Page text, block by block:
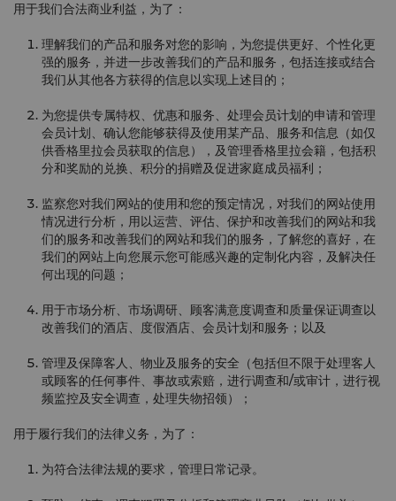
用于我们合法商业利益，为了：
理解我们的产品和服务对您的影响，为您提供更好、个性化更
强的服务，并进一步改善我们的产品和服务，包括连接或结合
我们从其他各方获得的信息以实现上述目的；
为您提供专属特权、优惠和服务、处理会员计划的申请和管理
会员计划、确认您能够获得及使用某产品、服务和信息（如仅
供香格里拉会员获取的信息），及管理香格里拉会籍，包括积
分和奖励的兑换、积分的捐赠及促进家庭成员福利；
监察您对我们网站的使用和您的预定情况，对我们的网站使用
情况进行分析，用以运营、评估、保护和改善我们的网站和我
们的服务和改善我们的网站和我们的服务，了解您的喜好，在
我们的网站上向您展示您可能感兴趣的定制化内容，及解决任
何出现的问题；
用于市场分析、市场调研、顾客满意度调查和质量保证调查以
改善我们的酒店、度假酒店、会员计划和服务；以及
管理及保障客人、物业及服务的安全（包括但不限于处理客人
或顾客的任何事件、事故或索赔，进行调查和/或审计，进行视
频监控及安全调查，处理失物招领）；
用于履行我们的法律义务，为了：
为符合法律法规的要求，管理日常记录。